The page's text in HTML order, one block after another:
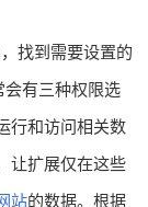
找到需要设置的
会有三种权限选
行和访问相关数
让扩展仅在这些
站的数据。根据